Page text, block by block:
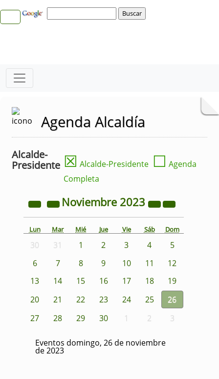
Agenda Alcaldía
Alcalde-
Presidente ☒ Alcalde-Presidente ☐ Agenda
Completa
Noviembre 2023
Lun Mar Mié Jue Vie Sáb Dom
30 31 1 2 3 4
5
6
7 8 9 10 11
12
13
14 15 16 17 18
19
20
21 22 23 24 25
26
27
28 29 30 1 2 3
Eventos domingo, 26 de noviembre
de 2023